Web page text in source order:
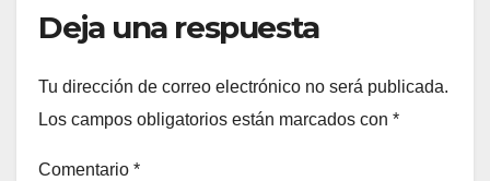
Deja una respuesta
Tu dirección de correo electrónico no será publicada.
Los campos obligatorios están marcados con *
Comentario *